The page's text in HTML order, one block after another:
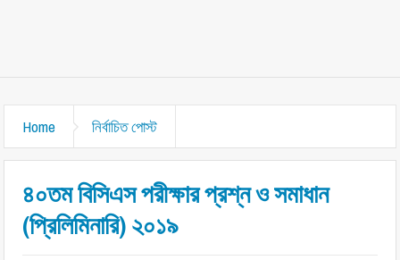
Home নির্বাচিত পোস্ট
৪০তম বিসিএস পরীক্ষার প্রশ্ন ও সমাধান
(প্রিলিমিনারি) ২০১৯